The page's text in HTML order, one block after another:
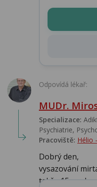
Odpovídá lékař:
MUDr.
Specializace:
Psychiatrie,
Pracoviště: Hélio
Dobrý den,
vysazování
takže 15 mg lze